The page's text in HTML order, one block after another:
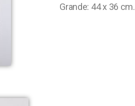
Grande: 44 x 36 cm.